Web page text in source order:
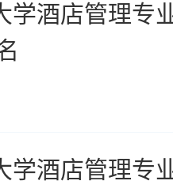
学酒店管理专
学酒店管理专